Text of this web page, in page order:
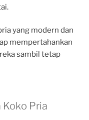
yang modern dan
mempertahankan
sambil tetap
Koko Pria